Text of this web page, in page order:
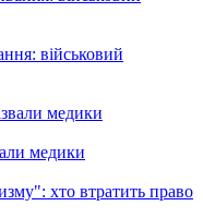
військовий
медики